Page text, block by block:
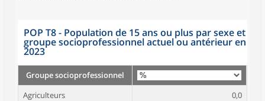
POP T8 - Population de 15 ans ou plus par sexe et
groupe socioprofessionnel actuel ou antérieur en
2023
Groupe socioprofessionnel
Agriculteurs
0,0